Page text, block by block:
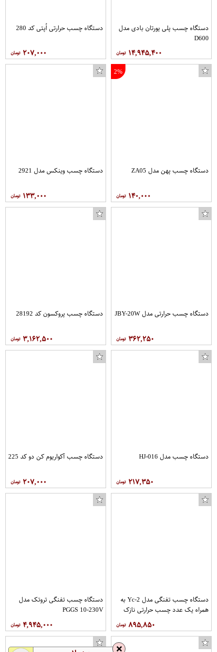
دستگاه چسب پلی یورتان بادی مدل
D600
۱۴,۹۴۵,۴۰۰
دستگاه چسب حرارتی اُپتی کد 280
۲۰۷,۰۰۰
2%
دستگاه چسب پهن مدل ZA05
۱۴۰,۰۰۰
دستگاه چسب وینکس مدل 2921
۱۳۳,۰۰۰
دستگاه چسب حرارتی مدل JBY-20W
۳۶۲,۲۵۰
دستگاه چسب پروکسون کد 28192
۳,۱۶۲,۵۰۰
دستگاه چسب مدل HJ-016
۲۱۷,۳۵۰
دستگاه چسب آکواریوم کن دو کد 225
۲۰۷,۰۰۰
دستگاه چسب تفنگی مدل Yc-2 به
همراه یک عدد چسب حرارتی نازک
۸۹۵,۸۵۰
دستگاه چسب تفنگی تروتک مدل
PGGS 10-230V
۴,۹۴۵,۰۰۰
❌